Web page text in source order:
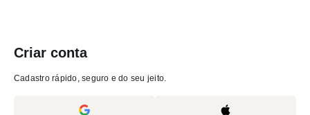
Criar conta
Cadastro rápido, seguro e do seu jeito.